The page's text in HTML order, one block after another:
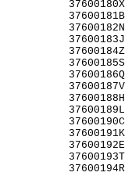
37600180X
37600181B
37600182N
37600183J
37600184Z
37600185S
37600186Q
37600187V
37600188H
37600189L
37600190C
37600191K
37600192E
37600193T
37600194R